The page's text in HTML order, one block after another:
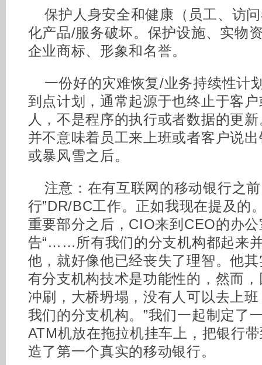
保护人身安全和健康（员工、访
化产品/服务破坏。保护设施、实物
企业商标、形象和名誉。
一份好的灾难恢复/业务持续性计
到点计划，通常起源于也终止于客
人，不是程序的执行或者数据的更
并不意味着员工来上班或者客户说
或暴风雪之后。
注意：在有互联网的移动银行之
行”DR/BC工作。正如我现在提及的
重要部分之后，CIO来到CEO的办
告“……所有我们的分支机构都起来
他，就好像他已经丧失了理智。他
有分支机构技术是功能性的，然而
冲刷，大桥坍塌，没有人可以去上
我们的分支机构。”我们一起制定了
ATM机放在拖拉机挂车上，把银行
造了第一个真实的移动银行。